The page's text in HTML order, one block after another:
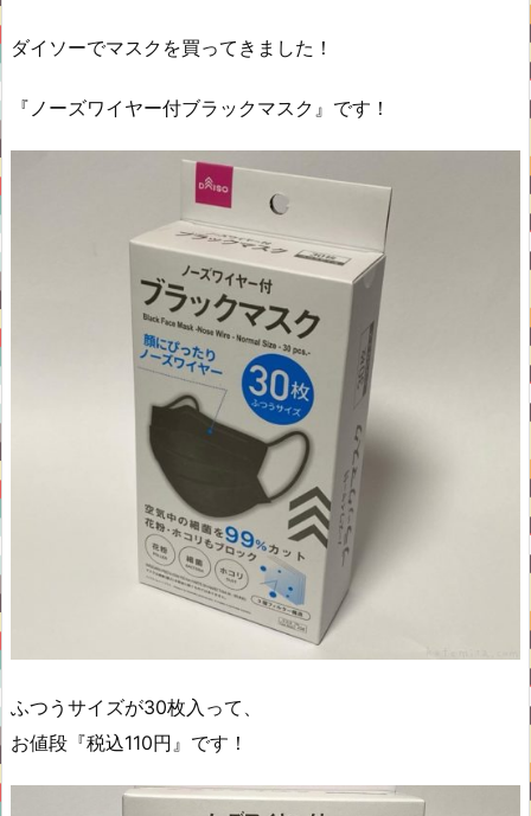
ダイソーでマスクを買ってきました！
『ノーズワイヤー付ブラックマスク』です！
ふつうサイズが30枚入って、
お値段『税込110円』です！